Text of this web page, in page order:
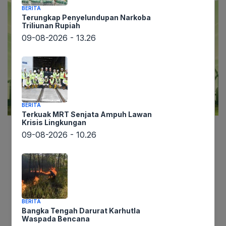
Lintaswarta.co.id melaporkan, lanskap bisnis di
Indonesia kini dihadapkan pada tuntutan krusial:
memastikan keberlanjutan operasional jangka
panjang. Bukan sekadar mengejar profit, namun
juga mengintegrasikan aspek lingkungan dan
sosial sebagai pilar utama pertumbuhan. Untuk
menjawab tantangan ini, CNBC Indonesia akan
BERITA
Terungkap Penyelundupan Narkoba
Triliunan Rupiah
09-08-2026 - 13.26
BERITA
Terkuak MRT Senjata Ampuh Lawan
Krisis Lingkungan
09-08-2026 - 10.26
BERITA
Bangka Tengah Darurat Karhutla
Waspada Bencana